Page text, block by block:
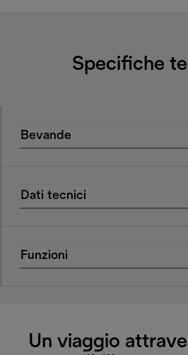
Specifiche
Bevande
Dati tecnici
Funzioni
Un viaggio